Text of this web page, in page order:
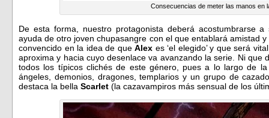
Consecuencias de meter las manos en
De esta forma, nuestro protagonista deberá acostumbrarse a
ayuda de otro joven chupasangre con el que entablará amistad
convencido en la idea de queAlex es ‘el elegido’ y que será
aproxima y hacia cuyo desenlace va avanzando la serie. Ni que
todos los típicos clichés de este género, pues a lo largo de
ángeles, demonios, dragones, templarios y un grupo de
destaca la bella Scarlet (la cazavampiros más sensual de los